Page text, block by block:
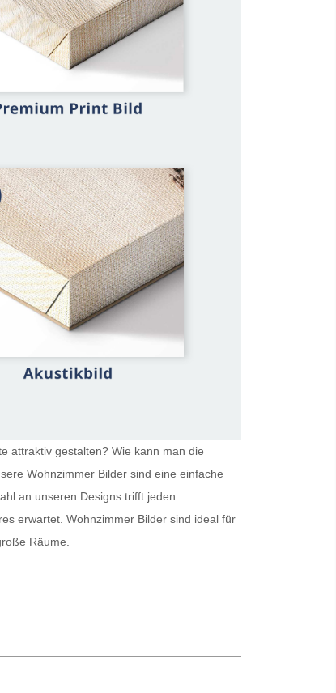
attraktiv gestalten? Wie kann man die
Wohnzimmer Bilder sind eine einfache
an unseren Designs trifft jeden
erwartet. Wohnzimmer Bilder sind ideal für
Räume.